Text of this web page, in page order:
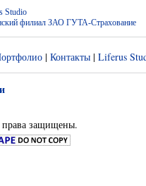
Studio
филиал ЗАО ГУТА-Страхование
| Контакты | Liferus
защищены.